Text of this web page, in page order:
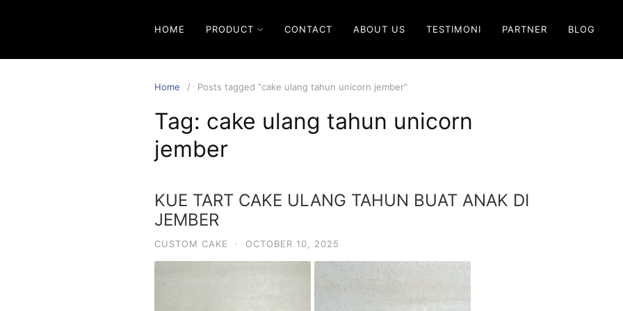
HOME PRODUCT CONTACT ABOUT US TESTIMONI PARTNER BLOG
Home Posts tagged “cake ulang tahun unicorn jember”
Tag: cake ulang tahun unicorn
jember
KUE TART CAKE ULANG TAHUN BUAT ANAK DI
JEMBER
CUSTOM CAKE · OCTOBER 10, 2025